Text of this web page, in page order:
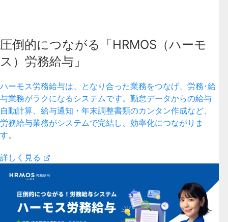
圧倒的につながる「HRMOS（ハーモ
ス）労務給与」
ハーモス労務給与は、となり合った業務をつなげ、労務･給
与業務がラクになるシステムです。勤怠データからの給与
自動計算、給与通知・年末調整書類のカンタン作成など、
労務給与業務がシステムで完結し、効率化につながりま
す。
詳しく見る